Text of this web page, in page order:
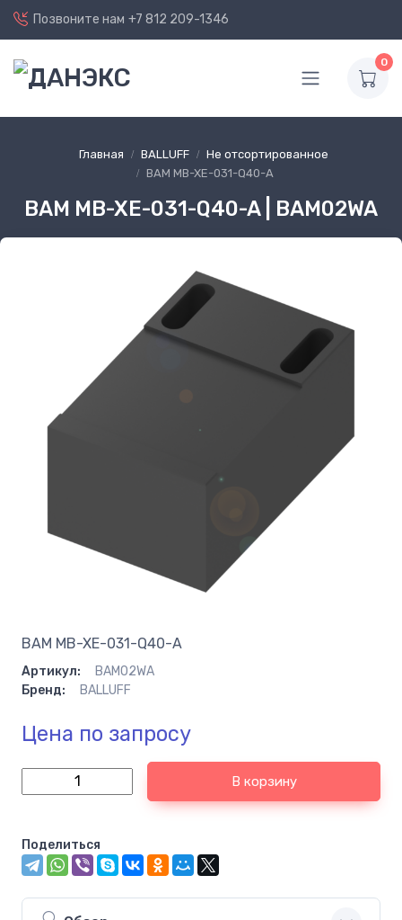
Позвоните нам +7 812 209-1346
0
Главная BALLUFF
Не отсортированное
BAM MB-XE-031-Q40-A
BAM MB-XE-031-Q40-A | BAM02WA
BAM MB-XE-031-Q40-A
Артикул:
BAM02WA
Бренд:
BALLUFF
Цена по запросу
В корзину
Поделиться